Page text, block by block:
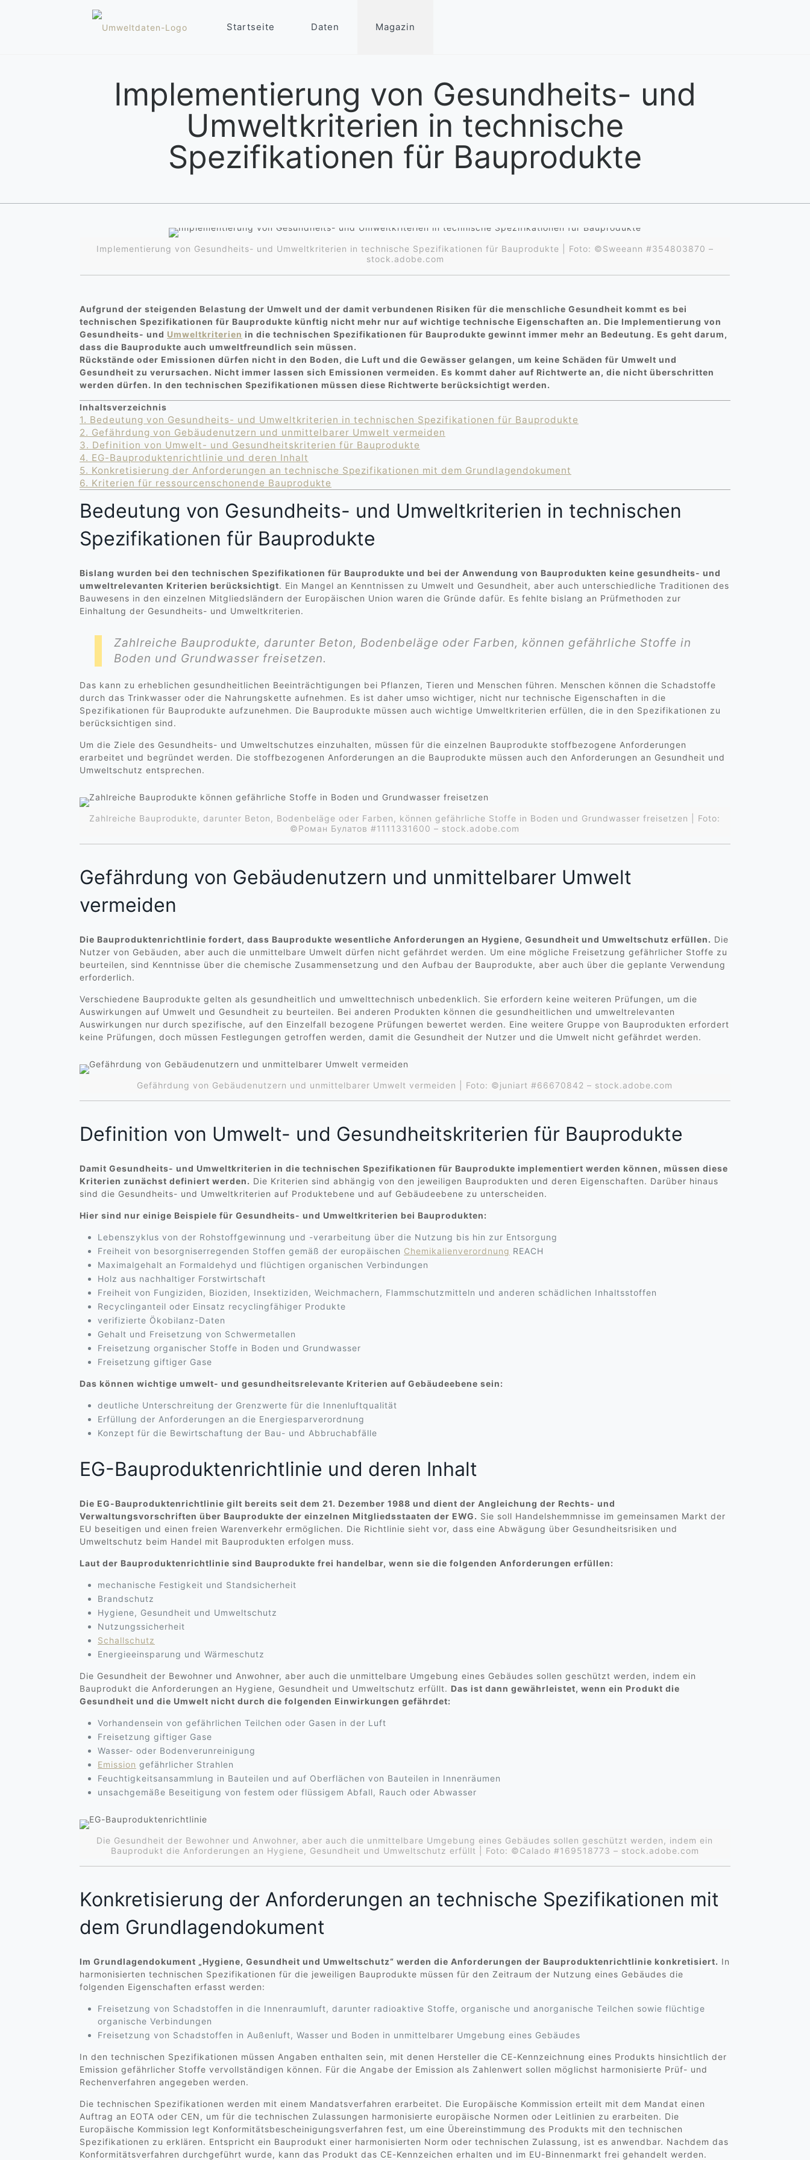
Startseite Daten Magazin
Implementierung von Gesundheits- und
Umweltkriterien in technische
Spezifikationen für Bauprodukte
Implementierung von Gesundheits- und Umweltkriterien in technische Spezifikationen für Bauprodukte | Foto: ©Sweeann #354803870 –
stock.adobe.com
Aufgrund der steigenden Belastung der Umwelt und der damit verbundenen Risiken für die menschliche Gesundheit kommt es bei
technischen Spezifikationen für Bauprodukte künftig nicht mehr nur auf wichtige technische Eigenschaften an. Die Implementierung von
Gesundheits- und Umweltkriterien in die technischen Spezifikationen für Bauprodukte gewinnt immer mehr an Bedeutung. Es geht darum,
dass die Bauprodukte auch umweltfreundlich sein müssen.
Rückstände oder Emissionen dürfen nicht in den Boden, die Luft und die Gewässer gelangen, um keine Schäden für Umwelt und
Gesundheit zu verursachen. Nicht immer lassen sich Emissionen vermeiden. Es kommt daher auf Richtwerte an, die nicht überschritten
werden dürfen. In den technischen Spezifikationen müssen diese Richtwerte berücksichtigt werden.
Inhaltsverzeichnis
1. Bedeutung von Gesundheits- und Umweltkriterien in technischen Spezifikationen für Bauprodukte
2. Gefährdung von Gebäudenutzern und unmittelbarer Umwelt vermeiden
3. Definition von Umwelt- und Gesundheitskriterien für Bauprodukte
4. EG-Bauproduktenrichtlinie und deren Inhalt
5. Konkretisierung der Anforderungen an technische Spezifikationen mit dem Grundlagendokument
6. Kriterien für ressourcenschonende Bauprodukte
Bedeutung von Gesundheits- und Umweltkriterien in technischen
Spezifikationen für Bauprodukte
Bislang wurden bei den technischen Spezifikationen für Bauprodukte und bei der Anwendung von Bauprodukten keine gesundheits- und
umweltrelevanten Kriterien berücksichtigt. Ein Mangel an Kenntnissen zu Umwelt und Gesundheit, aber auch unterschiedliche Traditionen des
Bauwesens in den einzelnen Mitgliedsländern der Europäischen Union waren die Gründe dafür. Es fehlte bislang an Prüfmethoden zur
Einhaltung der Gesundheits- und Umweltkriterien.
Zahlreiche Bauprodukte, darunter Beton, Bodenbeläge oder Farben, können gefährliche Stoffe in
Boden und Grundwasser freisetzen.
Das kann zu erheblichen gesundheitlichen Beeinträchtigungen bei Pflanzen, Tieren und Menschen führen. Menschen können die Schadstoffe
durch das Trinkwasser oder die Nahrungskette aufnehmen. Es ist daher umso wichtiger, nicht nur technische Eigenschaften in die
Spezifikationen für Bauprodukte aufzunehmen. Die Bauprodukte müssen auch wichtige Umweltkriterien erfüllen, die in den Spezifikationen zu
berücksichtigen sind.
Um die Ziele des Gesundheits- und Umweltschutzes einzuhalten, müssen für die einzelnen Bauprodukte stoffbezogene Anforderungen
erarbeitet und begründet werden. Die stoffbezogenen Anforderungen an die Bauprodukte müssen auch den Anforderungen an Gesundheit und
Umweltschutz entsprechen.
Zahlreiche Bauprodukte, darunter Beton, Bodenbeläge oder Farben, können gefährliche Stoffe in Boden und Grundwasser freisetzen | Foto:
©Роман Булатов #1111331600 – stock.adobe.com
Gefährdung von Gebäudenutzern und unmittelbarer Umwelt
vermeiden
Die Bauproduktenrichtlinie fordert, dass Bauprodukte wesentliche Anforderungen an Hygiene, Gesundheit und Umweltschutz erfüllen. Die
Nutzer von Gebäuden, aber auch die unmittelbare Umwelt dürfen nicht gefährdet werden. Um eine mögliche Freisetzung gefährlicher Stoffe zu
beurteilen, sind Kenntnisse über die chemische Zusammensetzung und den Aufbau der Bauprodukte, aber auch über die geplante Verwendung
erforderlich.
Verschiedene Bauprodukte gelten als gesundheitlich und umwelttechnisch unbedenklich. Sie erfordern keine weiteren Prüfungen, um die
Auswirkungen auf Umwelt und Gesundheit zu beurteilen. Bei anderen Produkten können die gesundheitlichen und umweltrelevanten
Auswirkungen nur durch spezifische, auf den Einzelfall bezogene Prüfungen bewertet werden. Eine weitere Gruppe von Bauprodukten erfordert
keine Prüfungen, doch müssen Festlegungen getroffen werden, damit die Gesundheit der Nutzer und die Umwelt nicht gefährdet werden.
Gefährdung von Gebäudenutzern und unmittelbarer Umwelt vermeiden | Foto: ©juniart #66670842 – stock.adobe.com
Definition von Umwelt- und Gesundheitskriterien für Bauprodukte
Damit Gesundheits- und Umweltkriterien in die technischen Spezifikationen für Bauprodukte implementiert werden können, müssen diese
Kriterien zunächst definiert werden. Die Kriterien sind abhängig von den jeweiligen Bauprodukten und deren Eigenschaften. Darüber hinaus
sind die Gesundheits- und Umweltkriterien auf Produktebene und auf Gebäudeebene zu unterscheiden.
Hier sind nur einige Beispiele für Gesundheits- und Umweltkriterien bei Bauprodukten:
Lebenszyklus von der Rohstoffgewinnung und -verarbeitung über die Nutzung bis hin zur Entsorgung
Freiheit von besorgniserregenden Stoffen gemäß der europäischen Chemikalienverordnung REACH
Maximalgehalt an Formaldehyd und flüchtigen organischen Verbindungen
Holz aus nachhaltiger Forstwirtschaft
Freiheit von Fungiziden, Bioziden, Insektiziden, Weichmachern, Flammschutzmitteln und anderen schädlichen Inhaltsstoffen
Recyclinganteil oder Einsatz recyclingfähiger Produkte
verifizierte Ökobilanz-Daten
Gehalt und Freisetzung von Schwermetallen
Freisetzung organischer Stoffe in Boden und Grundwasser
Freisetzung giftiger Gase
Das können wichtige umwelt- und gesundheitsrelevante Kriterien auf Gebäudeebene sein:
deutliche Unterschreitung der Grenzwerte für die Innenluftqualität
Erfüllung der Anforderungen an die Energiesparverordnung
Konzept für die Bewirtschaftung der Bau- und Abbruchabfälle
EG-Bauproduktenrichtlinie und deren Inhalt
Die EG-Bauproduktenrichtlinie gilt bereits seit dem 21. Dezember 1988 und dient der Angleichung der Rechts- und
Verwaltungsvorschriften über Bauprodukte der einzelnen Mitgliedsstaaten der EWG. Sie soll Handelshemmnisse im gemeinsamen Markt der
EU beseitigen und einen freien Warenverkehr ermöglichen. Die Richtlinie sieht vor, dass eine Abwägung über Gesundheitsrisiken und
Umweltschutz beim Handel mit Bauprodukten erfolgen muss.
Laut der Bauproduktenrichtlinie sind Bauprodukte frei handelbar, wenn sie die folgenden Anforderungen erfüllen:
mechanische Festigkeit und Standsicherheit
Brandschutz
Hygiene, Gesundheit und Umweltschutz
Nutzungssicherheit
Schallschutz
Energieeinsparung und Wärmeschutz
Die Gesundheit der Bewohner und Anwohner, aber auch die unmittelbare Umgebung eines Gebäudes sollen geschützt werden, indem ein
Bauprodukt die Anforderungen an Hygiene, Gesundheit und Umweltschutz erfüllt. Das ist dann gewährleistet, wenn ein Produkt die
Gesundheit und die Umwelt nicht durch die folgenden Einwirkungen gefährdet:
Vorhandensein von gefährlichen Teilchen oder Gasen in der Luft
Freisetzung giftiger Gase
Wasser- oder Bodenverunreinigung
Emission gefährlicher Strahlen
Feuchtigkeitsansammlung in Bauteilen und auf Oberflächen von Bauteilen in Innenräumen
unsachgemäße Beseitigung von festem oder flüssigem Abfall, Rauch oder Abwasser
Die Gesundheit der Bewohner und Anwohner, aber auch die unmittelbare Umgebung eines Gebäudes sollen geschützt werden, indem ein
Bauprodukt die Anforderungen an Hygiene, Gesundheit und Umweltschutz erfüllt | Foto: ©Calado #169518773 – stock.adobe.com
Konkretisierung der Anforderungen an technische Spezifikationen mit
dem Grundlagendokument
Im Grundlagendokument „Hygiene, Gesundheit und Umweltschutz“ werden die Anforderungen der Bauproduktenrichtlinie konkretisiert. In
harmonisierten technischen Spezifikationen für die jeweiligen Bauprodukte müssen für den Zeitraum der Nutzung eines Gebäudes die
folgenden Eigenschaften erfasst werden:
Freisetzung von Schadstoffen in die Innenraumluft, darunter radioaktive Stoffe, organische und anorganische Teilchen sowie flüchtige
organische Verbindungen
Freisetzung von Schadstoffen in Außenluft, Wasser und Boden in unmittelbarer Umgebung eines Gebäudes
In den technischen Spezifikationen müssen Angaben enthalten sein, mit denen Hersteller die CE-Kennzeichnung eines Produkts hinsichtlich der
Emission gefährlicher Stoffe vervollständigen können. Für die Angabe der Emission als Zahlenwert sollen möglichst harmonisierte Prüf- und
Rechenverfahren angegeben werden.
Die technischen Spezifikationen werden mit einem Mandatsverfahren erarbeitet. Die Europäische Kommission erteilt mit dem Mandat einen
Auftrag an EOTA oder CEN, um für die technischen Zulassungen harmonisierte europäische Normen oder Leitlinien zu erarbeiten. Die
Europäische Kommission legt Konformitätsbescheinigungsverfahren fest, um eine Übereinstimmung des Produkts mit den technischen
Spezifikationen zu erklären. Entspricht ein Bauprodukt einer harmonisierten Norm oder technischen Zulassung, ist es anwendbar. Nachdem das
Konformitätsverfahren durchgeführt wurde, kann das Produkt das CE-Kennzeichen erhalten und im EU-Binnenmarkt frei gehandelt werden.